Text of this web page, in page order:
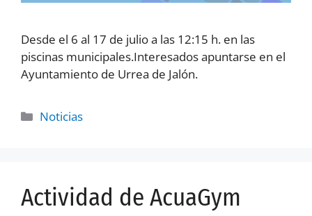
Desde el 6 al 17 de julio a las 12:15 h. en las
piscinas municipales.Interesados apuntarse en el
Ayuntamiento de Urrea de Jalón.
Noticias
Actividad de AcuaGym